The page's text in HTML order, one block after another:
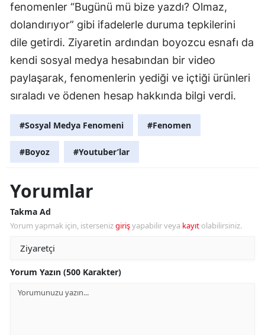
fenomenler “Bugünü mü bize yazdı? Olmaz,
dolandırıyor” gibi ifadelerle duruma tepkilerini
dile getirdi. Ziyaretin ardından boyozcu esnafı da
kendi sosyal medya hesabından bir video
paylaşarak, fenomenlerin yediği ve içtiği ürünleri
sıraladı ve ödenen hesap hakkında bilgi verdi.
#Sosyal Medya Fenomeni #Fenomen
#Boyoz #Youtuber’lar
Yorumlar
Takma Ad
Yorum yapmak için, istersenizgirişyapabilir veya kayıt olabilirsiniz.
Yorum Yazın (500 Karakter)